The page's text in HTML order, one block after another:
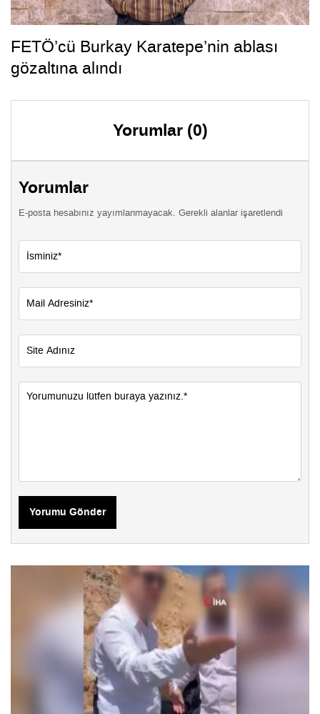
FETÖ’cü Burkay Karatepe’nin ablası
gözaltına alındı
Yorumlar (0)
Yorumlar
E-posta hesabınız yayımlanmayacak. Gerekli alanlar işaretlendi
Yorumu Gönder